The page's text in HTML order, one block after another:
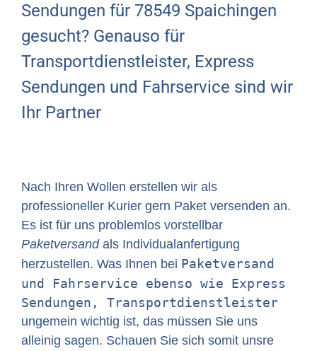
Sendungen für 78549 Spaichingen
gesucht? Genauso für
Transportdienstleister, Express
Sendungen und Fahrservice sind wir
Ihr Partner
Nach Ihren Wollen erstellen wir als
professioneller Kurier gern Paket versenden an.
Es ist für uns problemlos vorstellbar
Paketversandals Individualanfertigung
herzustellen. Was Ihnen bei Paketversand
und Fahrservice ebenso wie Express
Sendungen, Transportdienstleister
ungemein wichtig ist, das müssen Sie uns
alleinig sagen. Schauen Sie sich somit unsre